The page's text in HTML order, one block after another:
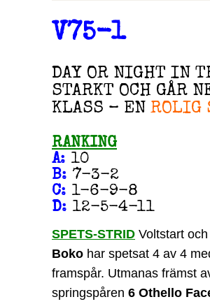
V75-1
DAY OR NIGHT IN
STARKT OCH GÅR
KLASS – EN ROLIG
RANKING
A: 10
B: 7-3-2
C: 1-6-9-8
D: 12-5-4-11
SPETS-STRID Voltstart och
Boko har spetsat 4 av 4
framspår. Utmanas främst
springspåren 6 Othello